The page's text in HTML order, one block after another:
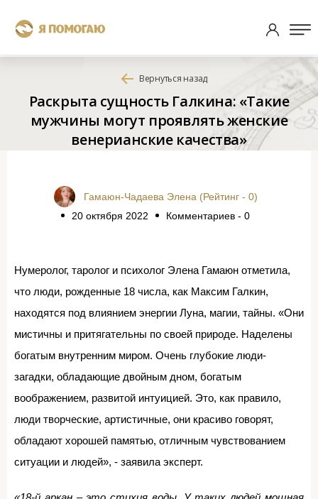
Вернуться назад
Раскрыта сущность Галкина: «Такие
мужчины могут проявлять женские
венерианские качества»
Гамаюн-Чадаева Элена (Рейтинг - 0)
20 октября 2022
Комментариев - 0
Нумеролог, таролог и психолог Элена Гамаюн отметила,
что люди, рожденные 18 числа, как Максим Галкин,
находятся под влиянием энергии Луна, магии, тайны. «Они
мистичны и притягательны по своей природе. Наделены
богатым внутренним миром. Очень глубокие люди-
загадки, обладающие двойным дном, богатым
воображением, развитой интуицией. Это, как правило,
люди творческие, артистичные, они красиво говорят,
обладают хорошей памятью, отличным чувствованием
ситуации и людей», - заявила эксперт.